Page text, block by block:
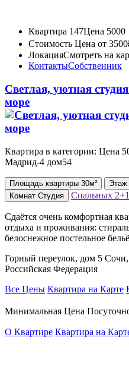
Квартира 147Цена 5000
Стоимость Цена от
ЛокацияСмотреть на
КонтактыСобственник
Светлая, уютная
море
Квартира в категории: Цена
Мадрид-4 дом54
Площадь квартиры 30м² Этаж
Комнат Студия Спальных 2+1
Сдаётся очень комфортная
отдыха и проживания:
белоснежное постельное
Горный переулок, дом 5
Российская Федерация
Все Цены Квартира на Карте
Минимальная Цена
О Квартире Квартира на